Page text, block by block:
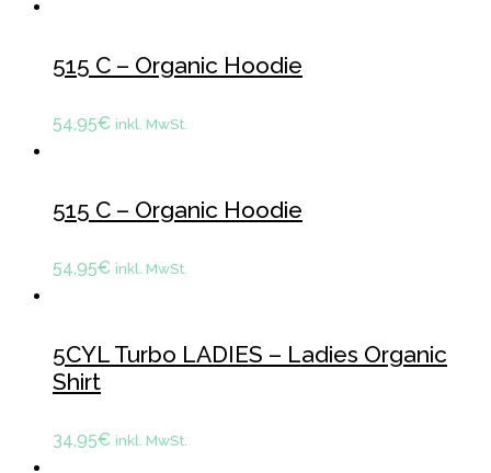
515 C – Organic Hoodie
54,95€ inkl. MwSt.
515 C – Organic Hoodie
54,95€ inkl. MwSt.
5CYL Turbo LADIES – Ladies Organic
Shirt
34,95€ inkl. MwSt.